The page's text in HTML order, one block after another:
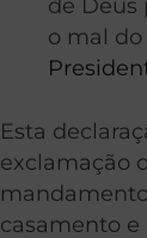
de Deus
o mal do
Esta
exclamação
casamento e